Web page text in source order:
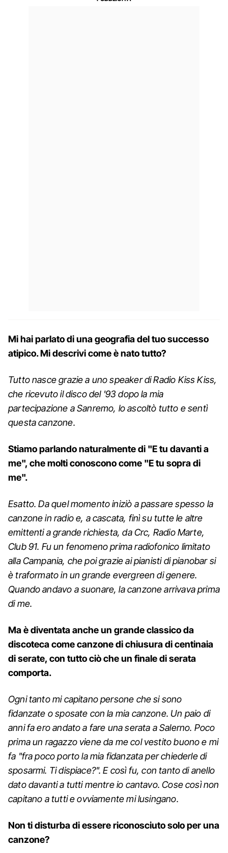
Mi hai parlato di una geografia del tuo successo
atipico. Mi descrivi come è nato tutto?
Tutto nasce grazie a uno speaker di Radio Kiss Kiss,
che ricevuto il disco del '93 dopo la mia
partecipazione a Sanremo, lo ascoltò tutto e sentì
questa canzone.
Stiamo parlando naturalmente di "E tu davanti a
me", che molti conoscono come "E tu sopra di
me".
Esatto. Da quel momento iniziò a passare spesso la
canzone in radio e, a cascata, finì su tutte le altre
emittenti a grande richiesta, da Crc, Radio Marte,
Club 91. Fu un fenomeno prima radiofonico limitato
alla Campania, che poi grazie ai pianisti di pianobar si
è traformato in un grande evergreen di genere.
Quando andavo a suonare, la canzone arrivava prima
di me.
Ma è diventata anche un grande classico da
discoteca come canzone di chiusura di centinaia
di serate, con tutto ciò che un finale di serata
comporta.
Ogni tanto mi capitano persone che si sono
fidanzate o sposate con la mia canzone. Un paio di
anni fa ero andato a fare una serata a Salerno. Poco
prima un ragazzo viene da me col vestito buono e mi
fa "fra poco porto la mia fidanzata per chiederle di
sposarmi. Ti dispiace?". E così fu, con tanto di anello
dato davanti a tutti mentre io cantavo. Cose così non
capitano a tutti e ovviamente mi lusingano.
Non ti disturba di essere riconosciuto solo per una
canzone?